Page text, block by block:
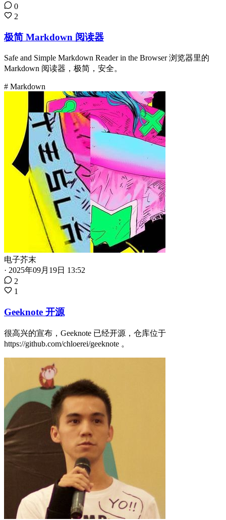
0
2
极简 Markdown 阅读器
Safe and Simple Markdown Reader in the Browser 浏览器里的
Markdown 阅读器，极简，安全。
# Markdown
电子芥末
· 2025年09月19日 13:52
2
1
Geeknote 开源
很高兴的宣布，Geeknote 已经开源，仓库位于
https://github.com/chloerei/geeknote 。